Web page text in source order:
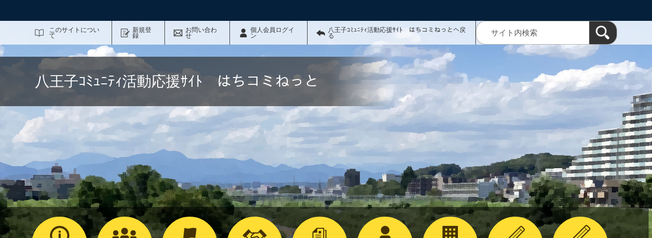
このサイトについ
て
新規登
録
お問い合わ
せ
個人会員ログイ
ン
八王子ｺﾐｭﾆﾃｨ活動応援ｻｲﾄ はちコミねっとへ戻
る
八王子ｺﾐｭﾆﾃｨ活動応援ｻｲﾄ はちコミねっと